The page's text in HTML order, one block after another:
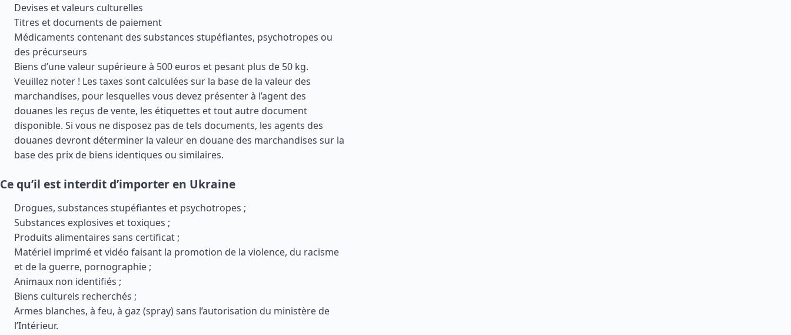
Devises et valeurs culturelles
Titres et documents de paiement
Médicaments contenant des substances stupéfiantes, psychotropes ou
des précurseurs
Biens d’une valeur supérieure à 500 euros et pesant plus de 50 kg.
Veuillez noter ! Les taxes sont calculées sur la base de la valeur des
marchandises, pour lesquelles vous devez présenter à l’agent des
douanes les reçus de vente, les étiquettes et tout autre document
disponible. Si vous ne disposez pas de tels documents, les agents des
douanes devront déterminer la valeur en douane des marchandises sur la
base des prix de biens identiques ou similaires.
Ce qu’il est interdit d’importer en Ukraine
Drogues, substances stupéfiantes et psychotropes ;
Substances explosives et toxiques ;
Produits alimentaires sans certificat ;
Matériel imprimé et vidéo faisant la promotion de la violence, du racisme
et de la guerre, pornographie ;
Animaux non identifiés ;
Biens culturels recherchés ;
Armes blanches, à feu, à gaz (spray) sans l’autorisation du ministère de
l’Intérieur.